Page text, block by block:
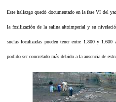
Este hallazgo quedó documentado en la fase VI del
la fosilización de la salina altoimperial y su
suelas localizadas pueden tener entre 1.800 y
podido ser concretado más debido a la ausencia de